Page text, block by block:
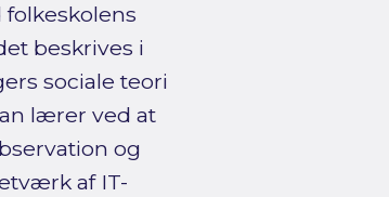
beskrives i
sociale teori
lærer ved at
og
af IT-